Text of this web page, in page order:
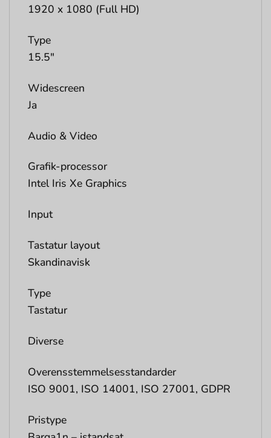
1920 x 1080 (Full HD)
Type
15.5″
Widescreen
Ja
Audio & Video
Grafik-processor
Intel Iris Xe Graphics
Input
Tastatur layout
Skandinavisk
Type
Tastatur
Diverse
Overensstemmelsesstandarder
ISO 9001, ISO 14001, ISO 27001, GDPR
Pristype